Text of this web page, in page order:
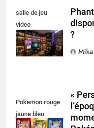
salle de jeu
video
collectionneur
?
Pokemon rouge
jaune bleu
«